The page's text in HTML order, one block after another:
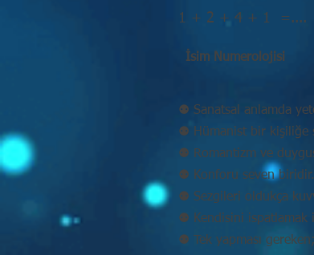
1 + 2 + 4 + 1 =....
İsim Numerolojisi
⚉ Sanatsal anlamda
⚉ Hümanist bir kişiliğe
⚉ Romantizm ve
⚉ Konforu seven biridir.
⚉ Sezgileri oldukça
⚉ Kendisini ispatlamak
⚉ Tek yapması